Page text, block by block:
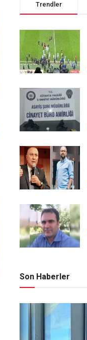
Trendler
Son Haberler